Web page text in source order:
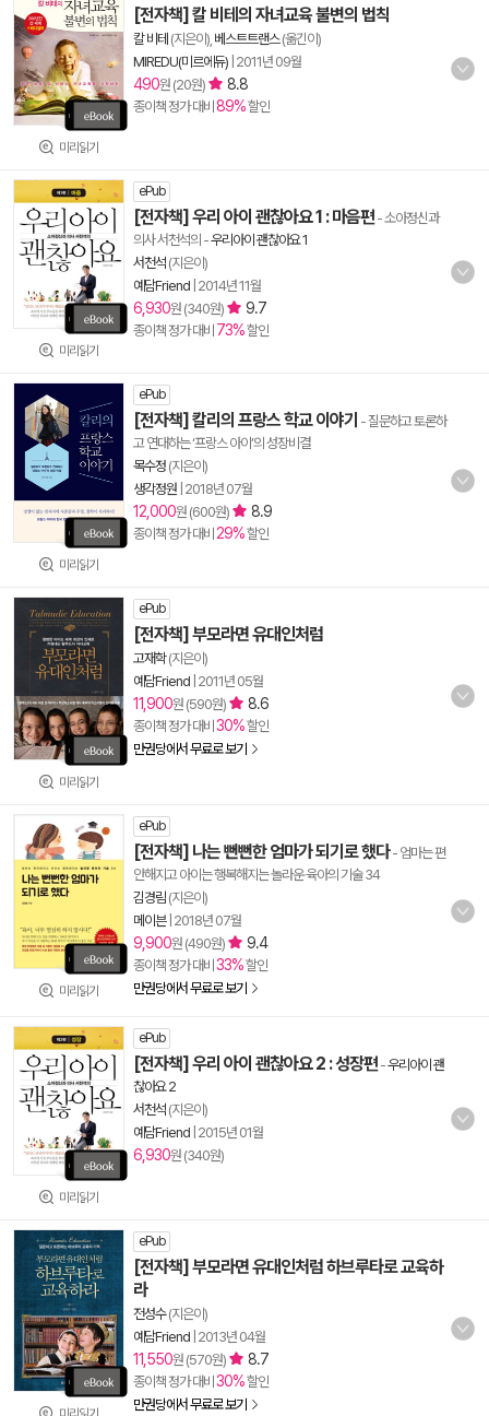
미리읽기
[전자책] 칼 비테의 자녀교육 불변의 법칙
칼 비테 (지은이), 베스트트랜스(옮긴이)
MIREDU(미르에듀) 2011년 09월
490원 (20원) 8.8
종이책 정가 대비 89%할인
미리읽기
ePub
[전자책] 우리 아이 괜찮아요 1 : 마음편 - 소아정신과
의사 서천석의 -우리아이 괜찮아요 1
서천석 (지은이)
예담Friend 2014년 11월
6,930원 (340원) 9.7
종이책 정가 대비 73%할인
미리읽기
ePub
[전자책] 칼리의 프랑스 학교 이야기 - 질문하고 토론하
고 연대하는 ‘프랑스 아이’의 성장비결
목수정 (지은이)
생각정원 2018년 07월
12,000원 (600원) 8.9
종이책 정가 대비 29%할인
미리읽기
ePub
[전자책] 부모라면 유대인처럼
고재학(지은이)
예담Friend 2011년 05월
11,900원 (590원) 8.6
종이책 정가 대비 30%할인
만권당에서 무료로 보기
미리읽기
ePub
[전자책] 나는 뻔뻔한 엄마가 되기로 했다- 엄마는 편
안해지고 아이는 행복해지는 놀라운 육아의 기술 34
김경림 (지은이)
메이븐| 2018년 07월
9,900원 (490원) 9.4
종이책 정가 대비 33%할인
만권당에서 무료로 보기
미리읽기
ePub
[전자책] 우리 아이 괜찮아요 2 : 성장편 -우리아이 괜
찮아요 2
서천석 (지은이)
예담Friend 2015년 01월
6,930원 (340원)
ePub
[전자책] 부모라면 유대인처럼 하브루타로 교육하
라
전성수(지은이)
예담Friend 2013년 04월
11,550원 (570원) 8.7
종이책 정가 대비 30%할인
만권당에서 무료로 보기